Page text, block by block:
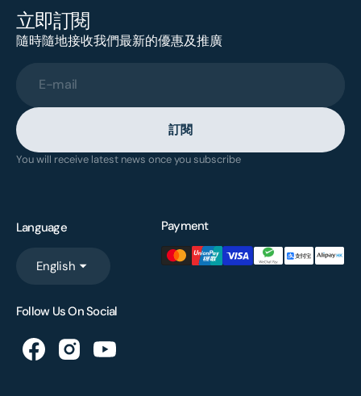
立即訂閱
隨時隨地接收我們最新的優惠及推廣
E-mail
訂閱
You will receive latest news once you subscribe
Language
English
Payment
Follow Us On Social